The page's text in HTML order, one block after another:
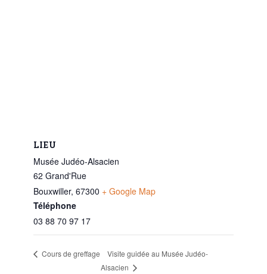
LIEU
Musée Judéo-Alsacien
62 Grand'Rue
Bouxwiller, 67300 + Google Map
Téléphone
03 88 70 97 17
Cours de greffage
Visite guidée au Musée Judéo-
Alsacien